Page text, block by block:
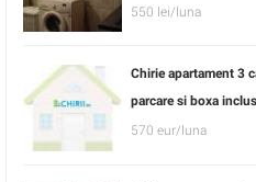
550 lei/luna
Chirie apartament 3
parcare si boxa
570 eur/luna